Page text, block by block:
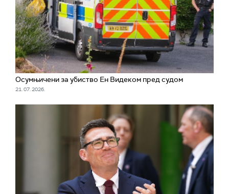
Осумњичени за убиство Ен Видеком пред судом
21. 07. 2026.